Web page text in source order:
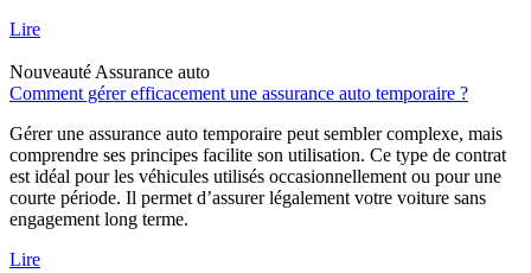
Lire
Nouveauté Assurance auto
Comment gérer efficacement une assurance auto temporaire ?
Gérer une assurance auto temporaire peut sembler complexe, mais
comprendre ses principes facilite son utilisation. Ce type de contrat
est idéal pour les véhicules utilisés occasionnellement ou pour une
courte période. Il permet d’assurer légalement votre voiture sans
engagement long terme.
Lire